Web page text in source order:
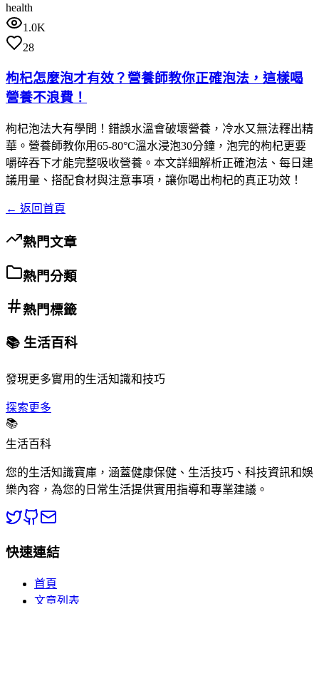
health
1.0K
28
枸杞怎麼泡才有效？營養師教你正確泡法，這樣喝
營養不浪費！
枸杞泡法大有學問！錯誤水溫會破壞營養，冷水又無法釋出精
華。營養師教你用65-80°C溫水浸泡30分鐘，泡完的枸杞更要
嚼碎吞下才能完整吸收營養。本文詳細解析正確泡法、每日建
議用量、搭配食材與注意事項，讓你喝出枸杞的真正功效！
← 返回首頁
熱門文章
熱門分類
熱門標籤
📚 生活百科
發現更多實用的生活知識和技巧
探索更多
📚
生活百科
您的生活知識寶庫，涵蓋健康保健、生活技巧、科技資訊和娛
樂內容，為您的日常生活提供實用指導和專業建議。
快速連結
首頁
文章列表